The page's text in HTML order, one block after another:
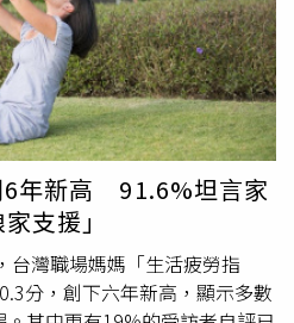
新高。早鳥族也享有待遇優
，願意對畢業或退伍前就投遞
出8.8%。此外，88.3%的企
鮮人的錄取機會。除了履歷表
個人社群網站，其中63.4%的
分作用，47.6%則對影音履歷
希望能看到求職者的社群網站
、政大、清大、陽明交大、成
校的學歷，仍有57%的企業願
44.6%會提高錄取意願。
6年新高 91.6%坦言家
支援」
台灣職場媽媽「生活疲勞指
分，創下六年新高，顯示多數